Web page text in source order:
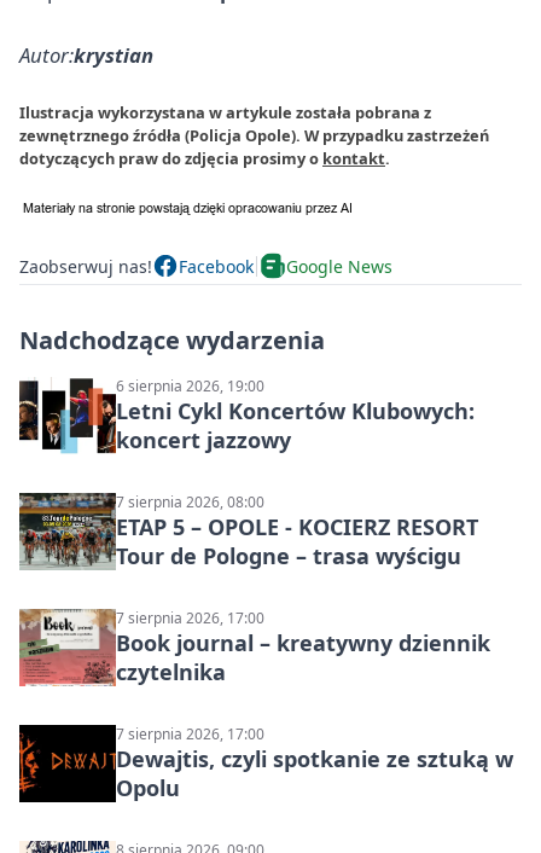
Autor:krystian
Ilustracja wykorzystana w artykule została pobrana z
zewnętrznego źródła (Policja Opole). W przypadku zastrzeżeń
dotyczących praw do zdjęcia prosimy o kontakt.
Zaobserwuj nas! Facebook Google News
Nadchodzące wydarzenia
6 sierpnia 2026, 19:00
Letni Cykl Koncertów Klubowych:
koncert jazzowy
7 sierpnia 2026, 08:00
ETAP 5 – OPOLE - KOCIERZ RESORT
Tour de Pologne – trasa wyścigu
7 sierpnia 2026, 17:00
Book journal – kreatywny dziennik
czytelnika
7 sierpnia 2026, 17:00
Dewajtis, czyli spotkanie ze sztuką w
Opolu